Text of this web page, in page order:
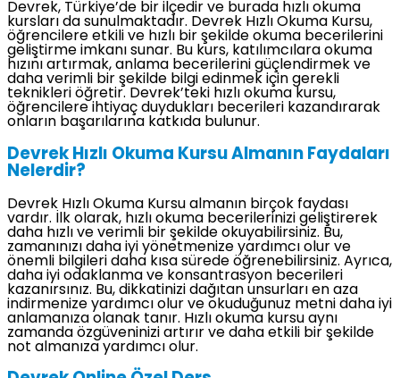
Devrek, Türkiye’de bir ilçedir ve burada hızlı okuma
kursları da sunulmaktadır. Devrek Hızlı Okuma Kursu,
öğrencilere etkili ve hızlı bir şekilde okuma becerilerini
geliştirme imkanı sunar. Bu kurs, katılımcılara okuma
hızını artırmak, anlama becerilerini güçlendirmek ve
daha verimli bir şekilde bilgi edinmek için gerekli
teknikleri öğretir. Devrek’teki hızlı okuma kursu,
öğrencilere ihtiyaç duydukları becerileri kazandırarak
onların başarılarına katkıda bulunur.
Devrek Hızlı Okuma Kursu Almanın Faydaları
Nelerdir?
Devrek Hızlı Okuma Kursu almanın birçok faydası
vardır. İlk olarak, hızlı okuma becerilerinizi geliştirerek
daha hızlı ve verimli bir şekilde okuyabilirsiniz. Bu,
zamanınızı daha iyi yönetmenize yardımcı olur ve
önemli bilgileri daha kısa sürede öğrenebilirsiniz. Ayrıca,
daha iyi odaklanma ve konsantrasyon becerileri
kazanırsınız. Bu, dikkatinizi dağıtan unsurları en aza
indirmenize yardımcı olur ve okuduğunuz metni daha iyi
anlamanıza olanak tanır. Hızlı okuma kursu aynı
zamanda özgüveninizi artırır ve daha etkili bir şekilde
not almanıza yardımcı olur.